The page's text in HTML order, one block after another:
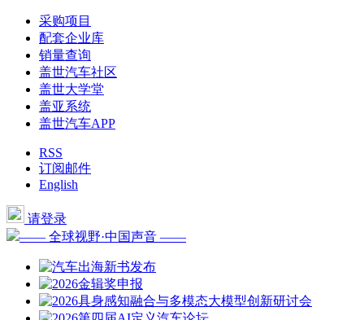
采购项目
配套企业库
销量查询
盖世汽车社区
盖世大学堂
盖亚系统
盖世汽车APP
RSS
订阅邮件
English
请登录
—— 全球视野·中国声音 ——